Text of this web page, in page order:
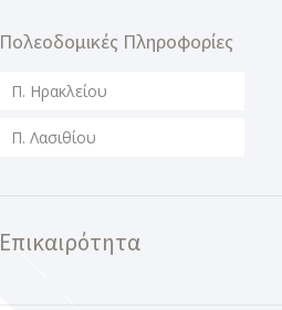
Πολεοδομικές Πληροφορίες
Π. Ηρακλείου
Π. Λασιθίου
Επικαιρότητα